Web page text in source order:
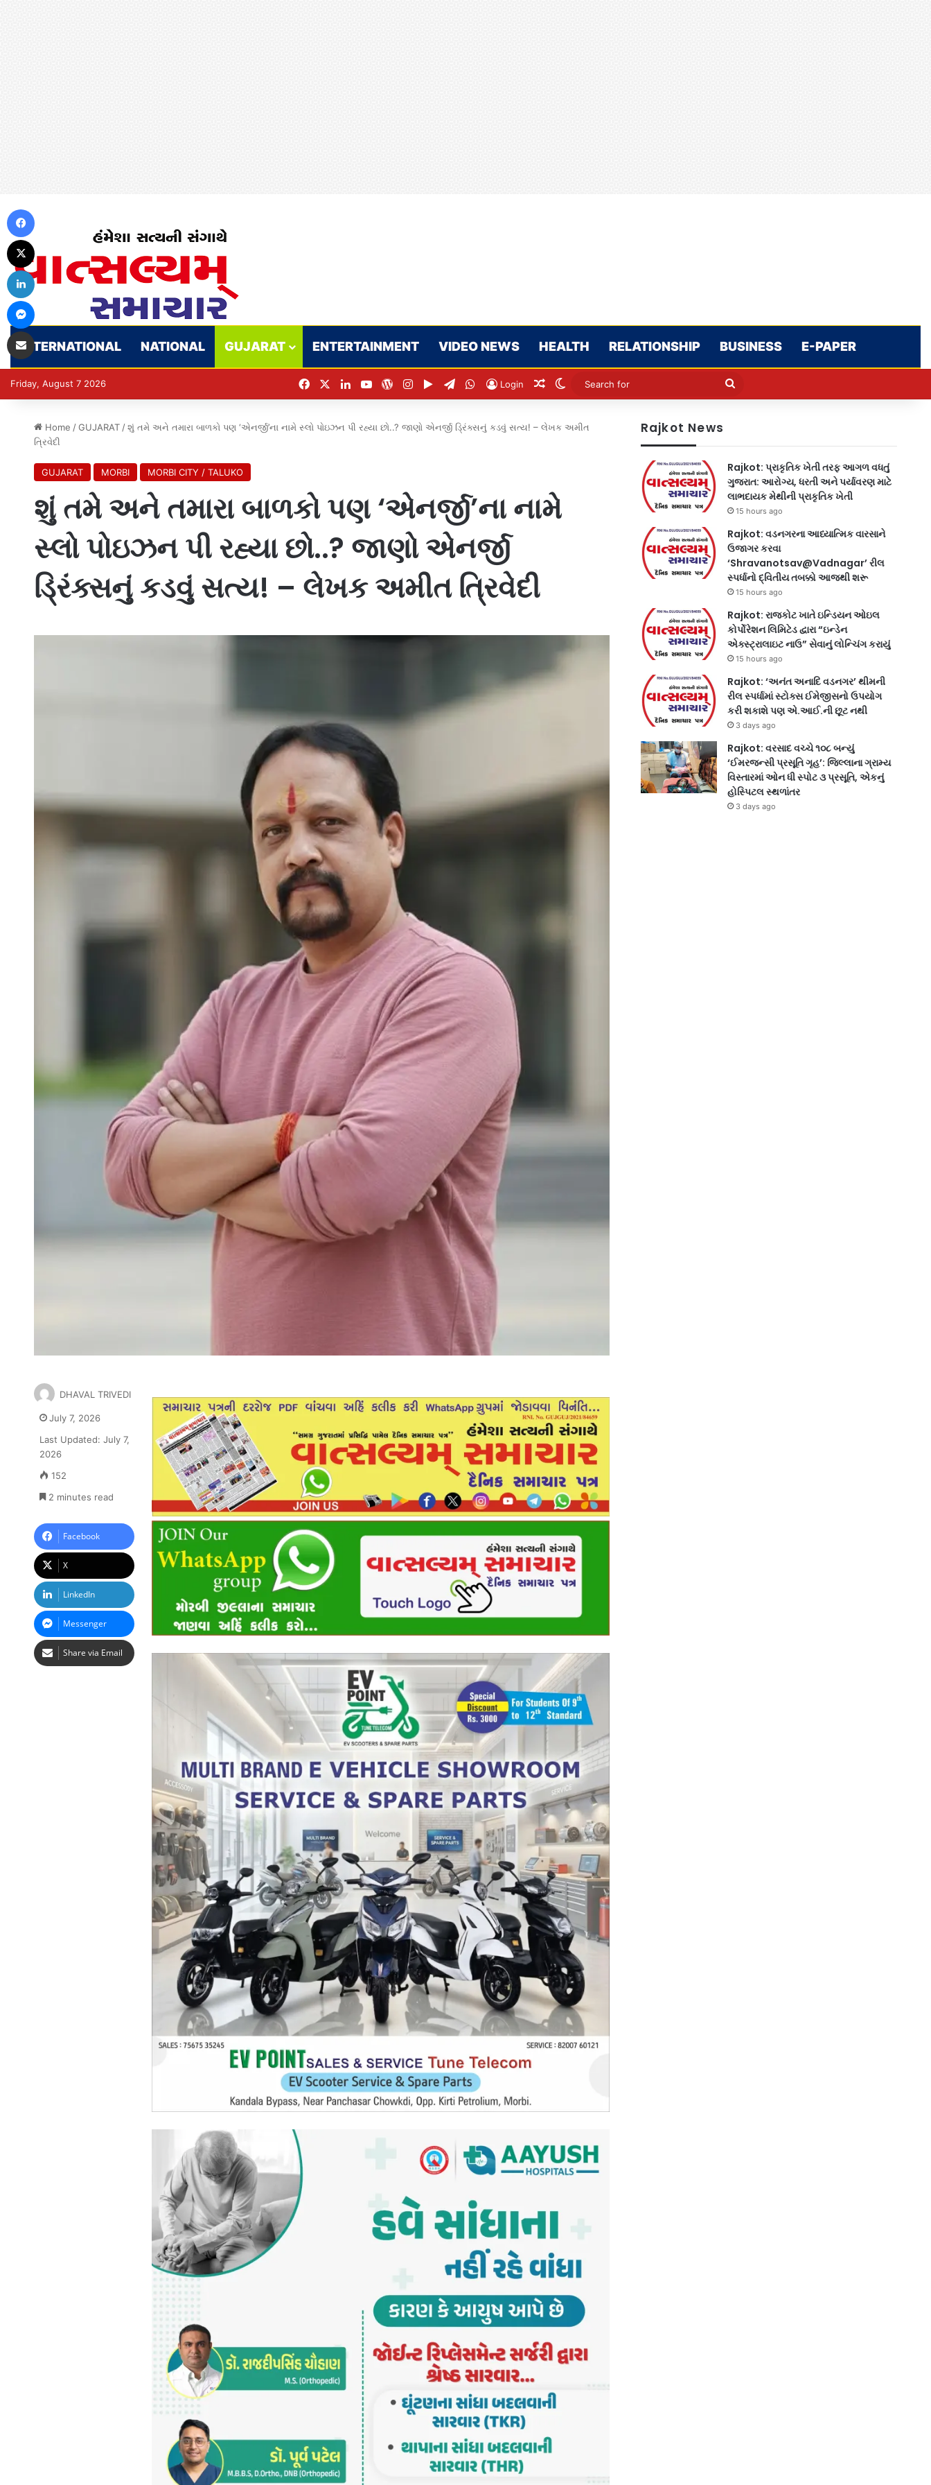
INTERNATIONAL NATIONAL GUJARAT ENTERTAINMENT VIDEO NEWS HEALTH RELATIONSHIP BUSINESS E-PAPER
Friday, August 7 2026 FacebookLinkedInYouTubeWordPress
Instagram
Google Play
Telegram
WhatsApp
Login Random Article
Switch skin
Search
Home / GUJARAT / શું તમે અને તમારા બાળકો પણ ‘એનર્જી’ના નામે સ્લો પોઇઝન પી રહ્યા છો..? જાણો એનર્જી ડ્રિંક્સનું કડવું સત્ય! – લેખક અમીત
ત્રિવેદી
GUJARAT MORBI MORBI CITY / TALUKO
શું તમે અને તમારા બાળકો પણ ‘એનર્જી’ના નામે
સ્લો પોઇઝન પી રહ્યા છો..? જાણો એનર્જી
ડ્રિંક્સનું કડવું સત્ય! – લેખક અમીત ત્રિવેદી
DHAVAL TRIVEDI
July 7, 2026
Last Updated: July 7,
2026
152
2 minutes read
Facebook
X
LinkedIn
Messenger
Share via Email
Rajkot News
Rajkot: પ્રાકૃતિક ખેતી તરફ આગળ વધતું
ગુજરાત: આરોગ્ય, ધરતી અને પર્યાવરણ માટે
લાભદાયક મેથીની પ્રાકૃતિક ખેતી
15 hours ago
Rajkot: વડનગરના આધ્યાત્મિક વારસાને
ઉજાગર કરવા
‘Shravanotsav@Vadnagar’ રીલ
સ્પર્ધાનો દ્વિતીય તબક્કો આજથી શરૂ
15 hours ago
Rajkot: રાજકોટ ખાતે ઇન્ડિયન ઓઇલ
કોર્પોરેશન લિમિટેડ દ્વારા “ઇન્ડેન
એક્સ્ટ્રાલાઇટ નાઉ” સેવાનું લોન્ચિંગ કરાયું
15 hours ago
Rajkot: ‘અનંત અનાદિ વડનગર’ થીમની
રીલ સ્પર્ધામાં સ્ટોક્સ ઈમેજીસનો ઉપયોગ
કરી શકાશે પણ એ.આઈ.ની છૂટ નથી
3 days ago
Rajkot: વરસાદ વચ્ચે ૧૦૮ બન્યું
‘ઈમરજન્સી પ્રસૂતિ ગૃહ’: જિલ્લાના ગ્રામ્ય
વિસ્તારમાં ઓન ધી સ્પોટ ૩ પ્રસૂતિ, એકનું
હોસ્પિટલ સ્થળાંતર
3 days ago
LinkedIn